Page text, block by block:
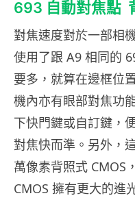
693 自動對焦點
對焦速度對於一部相
使用了跟 A9 相同的
要多，就算在邊框位
機內亦有眼部對焦功
下快門鍵或自訂鍵，
對焦快而準。另外，
萬像素背照式 CMOS
CMOS 擁有更大的進